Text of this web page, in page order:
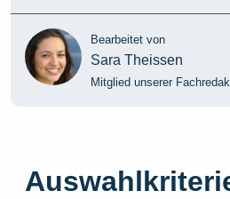
Bearbeitet von
Sara Theissen
Mitglied unserer